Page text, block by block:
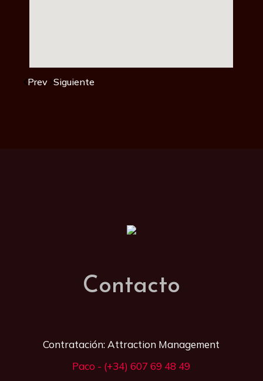
Prev Siguiente
Contacto
Contratación: Attraction Management
Paco - (+34) 607 69 48 49